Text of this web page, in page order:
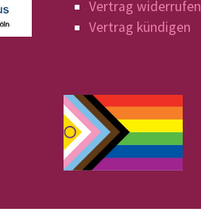
Vertrag widerrufen
Vertrag kündigen